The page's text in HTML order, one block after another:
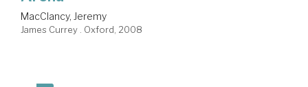
MacClancy, Jeremy
James Currey . Oxford, 2008